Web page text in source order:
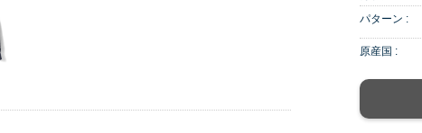
パターン :
原産国 :